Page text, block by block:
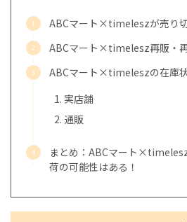
ABCマート×timeleszが売り切
ABCマート×timelesz再販・
ABCマート×timeleszの在庫
実店舗
通販
まとめ：ABCマート
荷の可能性はある！